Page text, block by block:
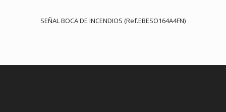
SEÑAL BOCA DE INCENDIOS (Ref.EBESO164A4FN)